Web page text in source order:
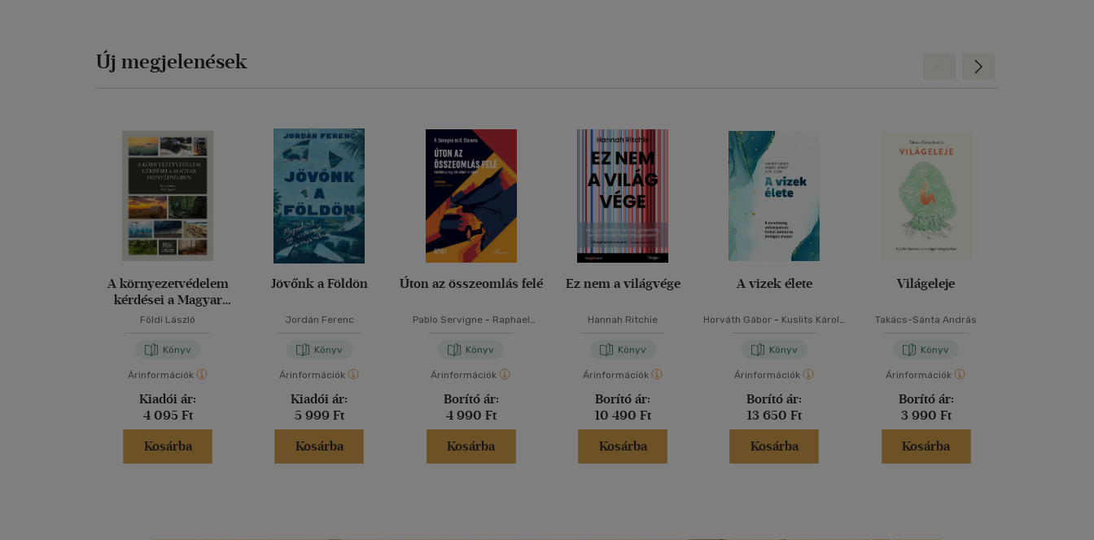
Új megjelenések
A környezetvédelem
kérdései a Magyar
Honvédségben
Földi László
Könyv
Árinformációk
Kiadói ár:
4 095 Ft
Kosárba
Jövőnk a Földön
Jordán Ferenc
Könyv
Árinformációk
Kiadói ár:
5 999 Ft
Kosárba
Úton az összeomlás felé
Pablo Servigne- Raphael
Könyv
Árinformációk
Borító ár:
4 990 Ft
Kosárba
Ez nem a világvége
Hannah Ritchie
Könyv
Árinformációk
Borító ár:
10 490 Ft
Kosárba
A vizek élete
Horváth Gábor - Kuslits Károly
Könyv
Árinformációk
Borító ár:
13 650 Ft
Kosárba
Világeleje
Takács-Sánta András
Könyv
Árinformációk
Borító ár:
3 990 Ft
Kosárba
Előre